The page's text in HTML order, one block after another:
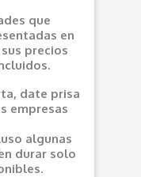
que
en
precios
date prisa
empresas
algunas
durar solo